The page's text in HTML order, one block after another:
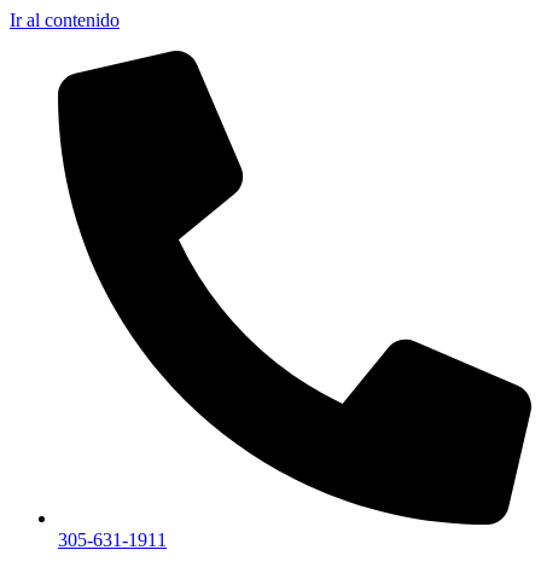
Ir al contenido
305-631-1911